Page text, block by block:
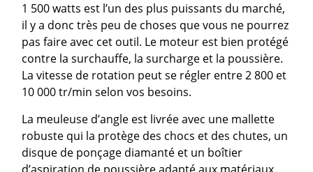
1 500 watts est l’un des plus puissants du marché,
il y a donc très peu de choses que vous ne pourrez
pas faire avec cet outil. Le moteur est bien protégé
contre la surchauffe, la surcharge et la poussière.
La vitesse de rotation peut se régler entre 2 800 et
10 000 tr/min selon vos besoins.
La meuleuse d’angle est livrée avec une mallette
robuste qui la protège des chocs et des chutes, un
disque de ponçage diamanté et un boîtier